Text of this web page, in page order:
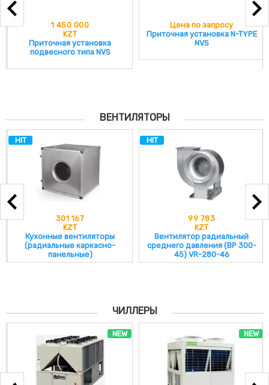
Цена по запросу
Приточная установка N-TYPE
NVS
1 850 000
KZT
Приточные установки
ВЕНТИЛЯТОРЫ
HIT
301 167
KZT
Кухонные вентиляторы
(радиальные каркасно-
панельные)
HIT
99 783
KZT
Вентилятор радиальный
среднего давления (ВР 300-
45) VR-280-46
ЧИЛЛЕРЫ
NEW NEW